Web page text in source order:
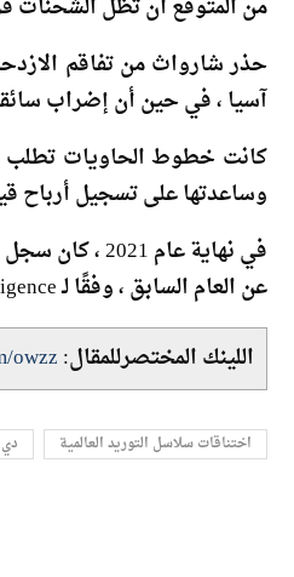
حذر شارواث من تفاقم
آسيا ، في حين أن إضراب
كانت خطوط الحاويات تطلب
وساعدتها على تسجيل أرباح
عن العام السابق ، وفقًا لـ Bloomberg Intelligence.
اللينك المختصرللمقال:owzz